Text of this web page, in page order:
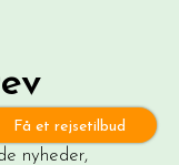
dig
nyheder,
Få et rejsetilbud